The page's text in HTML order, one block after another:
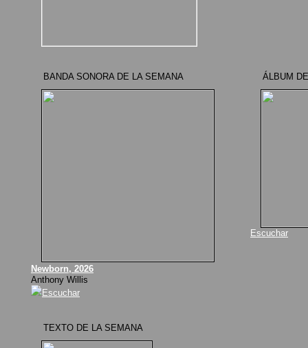
BANDA SONORA DE LA SEMANA
Newborn, 2026
Anthony Willis
Escuchar
ÁLBUM
Escuchar
TEXTO DE LA SEMANA